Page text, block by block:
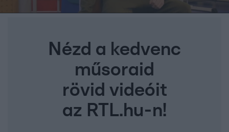
Nézd a kedvenc
műsoraid
rövid videóit
az RTL.hu-n!